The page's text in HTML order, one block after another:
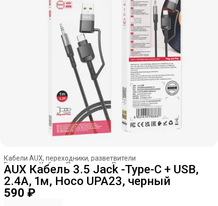
Кабели AUX, переходники, разветвители
Кабели. Переходники. Разветвители
Главная ›
AUX Кабель 3.5 Jack -Type-C + USB,
2.4A, 1м, Hoco UPA23, черный
590 ₽